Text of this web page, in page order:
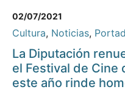
02/07/2021
Cultura, Noticias,
La Diputación
el Festival de Cine
este año rinde